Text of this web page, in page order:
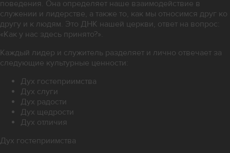
поведения. Она определяет наше взаимодействие в
служении и лидерстве, а также то, как мы относимся друг ко
другу и к людям. Это ДНК нашей церкви, ответ на вопрос:
«Как у нас здесь принято?».
Каждый лидер и служитель разделяет и лично отвечает за
следующие культурные ценности:
Дух гостеприимства
Дух слуги
Дух радости
Дух щедрости
Дух отличия
Дух гостеприимства